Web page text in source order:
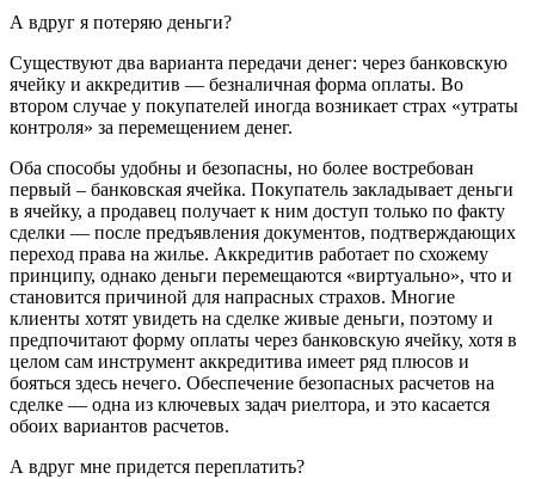
А вдруг я потеряю деньги?
Существуют два варианта передачи денег: через банковскую
ячейку и аккредитив — безналичная форма оплаты. Во
втором случае у покупателей иногда возникает страх «утраты
контроля» за перемещением денег.
Оба способы удобны и безопасны, но более востребован
первый – банковская ячейка. Покупатель закладывает деньги
в ячейку, а продавец получает к ним доступ только по факту
сделки — после предъявления документов, подтверждающих
переход права на жилье. Аккредитив работает по схожему
принципу, однако деньги перемещаются «виртуально», что и
становится причиной для напрасных страхов. Многие
клиенты хотят увидеть на сделке живые деньги, поэтому и
предпочитают форму оплаты через банковскую ячейку, хотя в
целом сам инструмент аккредитива имеет ряд плюсов и
бояться здесь нечего. Обеспечение безопасных расчетов на
сделке — одна из ключевых задач риелтора, и это касается
обоих вариантов расчетов.
А вдруг мне придется переплатить?